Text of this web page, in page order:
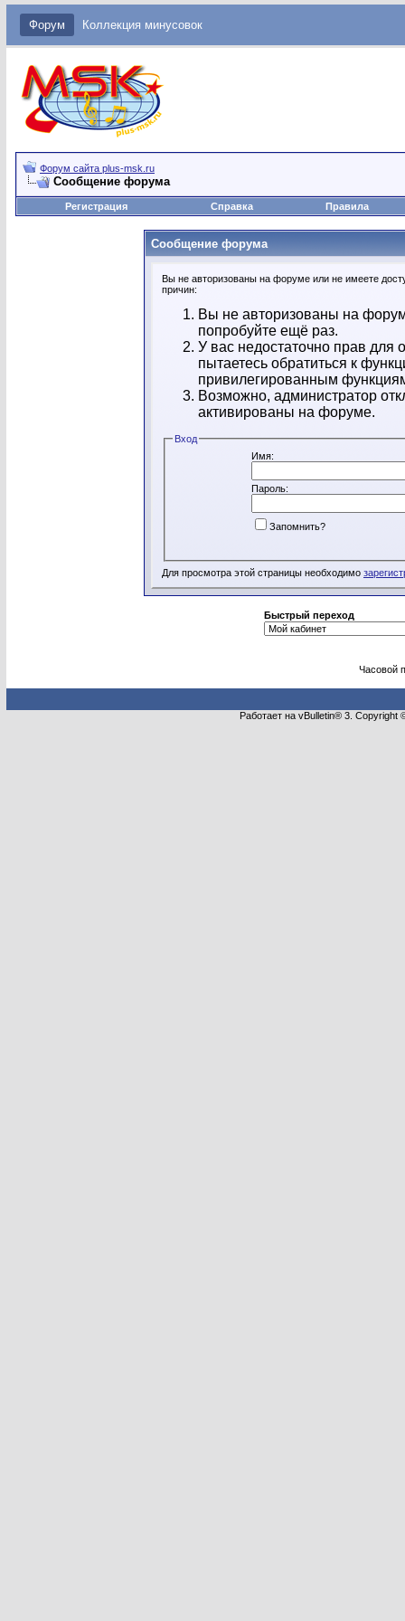
Форум Коллекция минусовок
Форум сайта plus-msk.ru
Сообщение форума
Регистрация Справка Правила
Сообщение форума
Вы не авторизованы на форуме или не имеете
причин:
Вы не авторизованы на
попробуйте ещё раз.
У вас недостаточно прав
пытаетесь обратиться к
привилегированным
Возможно, администратор
активированы на форуме.
Вход
Имя:
Пароль:
Запомнить?
Для просмотра этой страницы необходимо
Быстрый переход
Часовой
Работает на vBulletin® 3.